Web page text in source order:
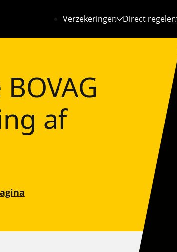
Verzekeringen Direct regelen
af